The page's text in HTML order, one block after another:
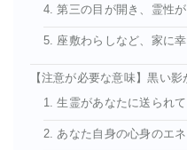
4. 第三の目が開き、霊性
5. 座敷わらしなど、家に
【注意が必要な意味】黒い
1. 生霊があなたに送られ
2. あなた自身の心身のエ